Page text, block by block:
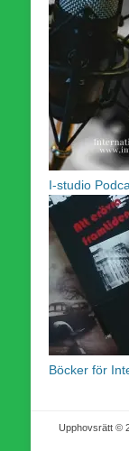
I-studio
Böcker för
Upphovsrätt ©